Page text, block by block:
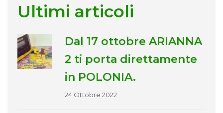
Ultimi articoli
Dal 17 ottobre ARIANNA
2 ti porta direttamente
in POLONIA.
24 Ottobre 2022